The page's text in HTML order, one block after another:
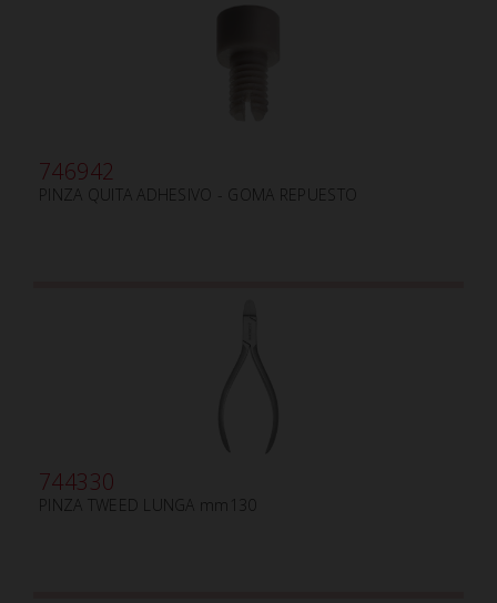
746942
PINZA QUITA ADHESIVO - GOMA REPUESTO
744330
PINZA TWEED LUNGA mm130